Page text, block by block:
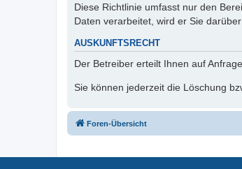
Diese Richtlinie umfasst nur den
Daten verarbeitet, wird er Sie
AUSKUNFTSRECHT
Der Betreiber erteilt Ihnen auf
Sie können jederzeit die Löschung
Foren-Übersicht